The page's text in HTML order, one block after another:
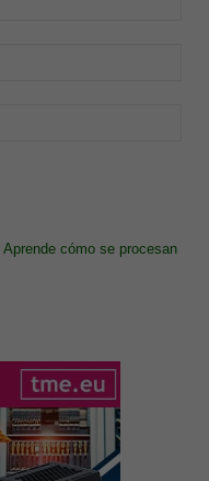
Aprende cómo se procesan